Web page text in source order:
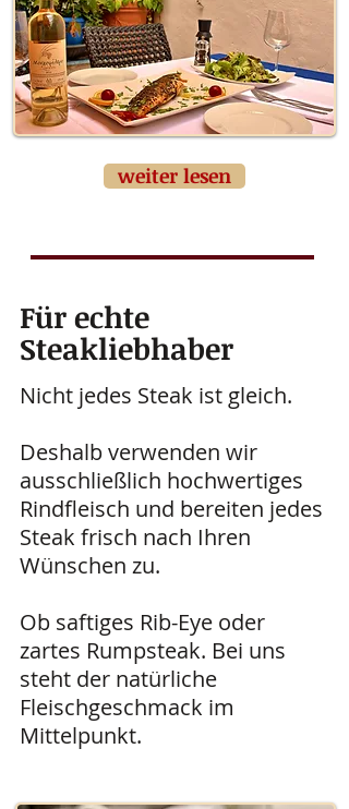
weiter lesen
Für echte
Steakliebhaber
Nicht jedes Steak ist gleich.
Deshalb verwenden wir
ausschließlich hochwertiges
Rindfleisch und bereiten jedes
Steak frisch nach Ihren
Wünschen zu.
Ob saftiges Rib-Eye oder
zartes Rumpsteak. Bei uns
steht der natürliche
Fleischgeschmack im
Mittelpunkt.